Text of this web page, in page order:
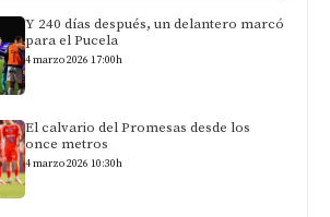
Y 240 días después, un delantero marcó
para el Pucela
4 marzo 2026 17:00h
El calvario del Promesas desde los
once metros
4 marzo 2026 10:30h